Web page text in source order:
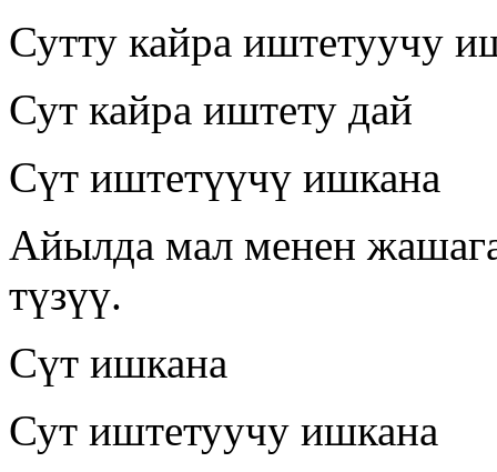
Сутту кайра иштетуучу
Сут кайра иштету дай
Сүт иштетүүчү ишкана
Айылда мал менен
түзүү.
Сүт ишкана
Сут иштетуучу ишкана